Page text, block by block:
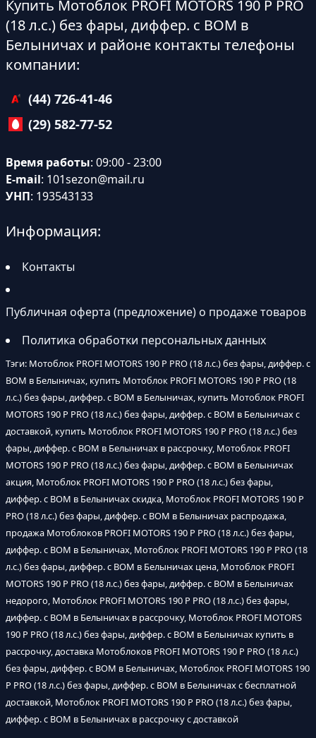
Купить Мотоблок PROFI MOTORS 190 P PRO
(18 л.с.) без фары, диффер. с ВОМ в
Белыничах и районе контакты телефоны
компании:
(44) 726-41-46
(29) 582-77-52
Время работы: 09:00 - 23:00
E-mail: 101sezon@mail.ru
УНП: 193543133
Информация:
Контакты
Публичная оферта (предложение) о продаже товаров
Политика обработки персональных данных
Тэги: Мотоблок PROFI MOTORS 190 P PRO (18 л.с.) без фары, диффер. с
ВОМ в Белыничах, купить Мотоблок PROFI MOTORS 190 P PRO (18
л.с.) без фары, диффер. с ВОМ в Белыничах, купить Мотоблок PROFI
MOTORS 190 P PRO (18 л.с.) без фары, диффер. с ВОМ в Белыничах с
доставкой, купить Мотоблок PROFI MOTORS 190 P PRO (18 л.с.) без
фары, диффер. с ВОМ в Белыничах в рассрочку, Мотоблок PROFI
MOTORS 190 P PRO (18 л.с.) без фары, диффер. с ВОМ в Белыничах
акция, Мотоблок PROFI MOTORS 190 P PRO (18 л.с.) без фары,
диффер. с ВОМ в Белыничах скидка, Мотоблок PROFI MOTORS 190 P
PRO (18 л.с.) без фары, диффер. с ВОМ в Белыничах распродажа,
продажа Мотоблоков PROFI MOTORS 190 P PRO (18 л.с.) без фары,
диффер. с ВОМ в Белыничах, Мотоблок PROFI MOTORS 190 P PRO (18
л.с.) без фары, диффер. с ВОМ в Белыничах цена, Мотоблок PROFI
MOTORS 190 P PRO (18 л.с.) без фары, диффер. с ВОМ в Белыничах
недорого, Мотоблок PROFI MOTORS 190 P PRO (18 л.с.) без фары,
диффер. с ВОМ в Белыничах в рассрочку, Мотоблок PROFI MOTORS
190 P PRO (18 л.с.) без фары, диффер. с ВОМ в Белыничах купить в
рассрочку, доставка Мотоблоков PROFI MOTORS 190 P PRO (18 л.с.)
без фары, диффер. с ВОМ в Белыничах, Мотоблок PROFI MOTORS 190
P PRO (18 л.с.) без фары, диффер. с ВОМ в Белыничах с бесплатной
доставкой, Мотоблок PROFI MOTORS 190 P PRO (18 л.с.) без фары,
диффер. с ВОМ в Белыничах в рассрочку с доставкой